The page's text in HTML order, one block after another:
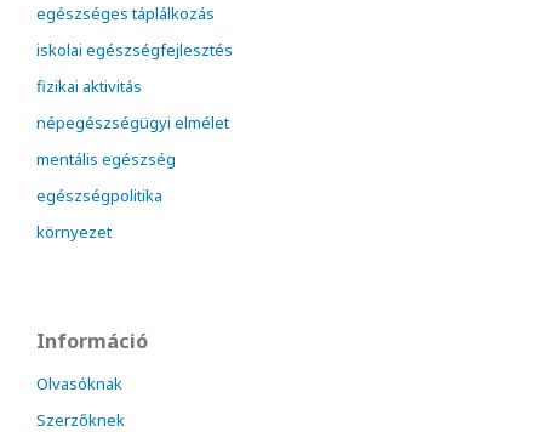
egészséges táplálkozás
iskolai egészségfejlesztés
fizikai aktivitás
népegészségügyi elmélet
mentális egészség
egészségpolitika
környezet
Információ
Olvasóknak
Szerzőknek